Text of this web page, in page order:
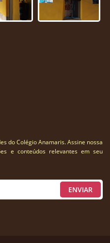
do Colégio Anamaris. Assine nossa
e conteúdos relevantes em seu
ENVIAR